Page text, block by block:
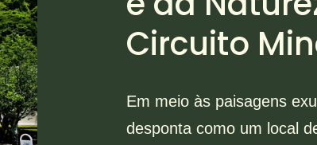
Circuito
Em meio às paisagens
desponta como um local